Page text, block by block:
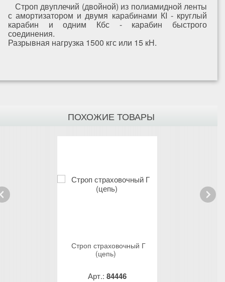
Строп двуплечий (двойной) из полиамидной ленты
с амортизатором и двумя карабинами КI - круглый
карабин и одним Кбс - карабин быстрого
соединения.
Разрывная нагрузка 1500 кгс или 15 кН.
ПОХОЖИЕ ТОВАРЫ
Строп страховочный Г
(цепь)
Арт.: 84446